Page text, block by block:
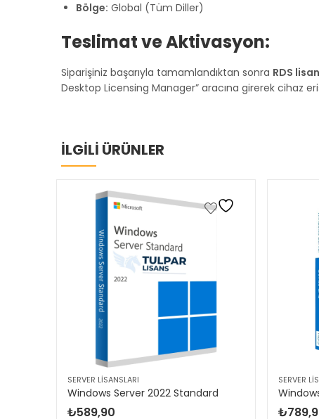
Bölge: Global (Tüm Diller)
Teslimat ve Aktivasyon:
Siparişiniz başarıyla tamamlandıktan sonra RDS
Desktop Licensing Manager” aracına girerek cihaz
İLGİLİ ÜRÜNLER
SERVER LISANSLARI
Windows Server 2022 Standard
₺589,90
SERVER
₺